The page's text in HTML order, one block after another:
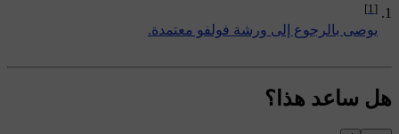
[1]
يوصى بالرجوع إلى ورشة فولفو معتمدة.
هل ساعد هذا؟